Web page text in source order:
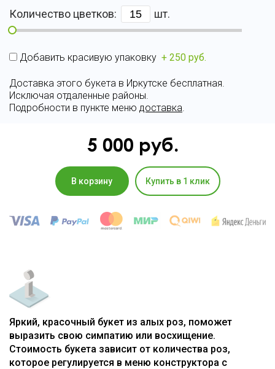
Количество цветков: шт.
Добавить красивую упаковку + 250 руб.
Доставка этого букета в Иркутске бесплатная.
Исключая отдаленные районы.
Подробности в пункте меню доставка.
5 000 руб.
В корзину Купить в 1 клик
Яркий, красочный букет из алых роз, поможет
выразить свою симпатию или восхищение.
Стоимость букета зависит от количества роз,
которое регулируется в меню конструктора с